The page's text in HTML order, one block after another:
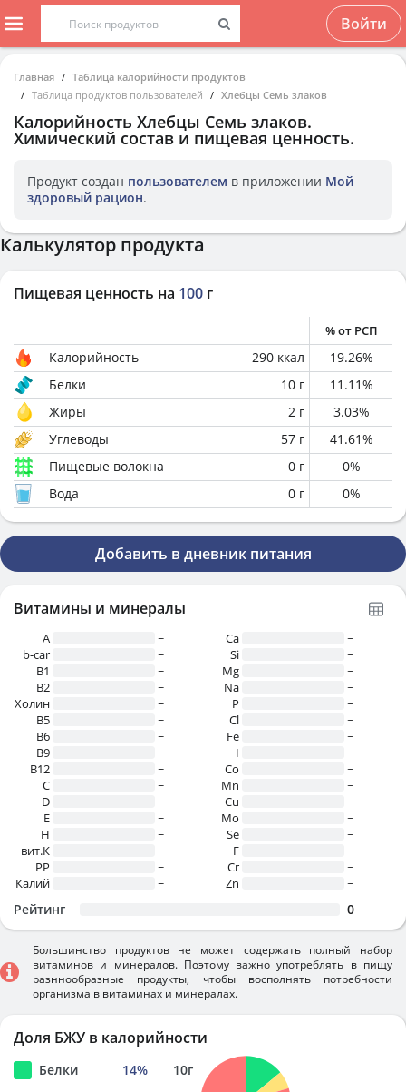
Войти
Главная
Таблица калорийности продуктов
Таблица продуктов пользователей
Хлебцы Семь злаков
Калорийность Хлебцы Семь злаков.
Химический состав и пищевая ценность.
Продукт создан пользователем в приложении Мой
здоровый рацион.
Калькулятор продукта
Пищевая ценность на 100 г
% от РСП
Калорийность 290 ккал 19.26%
Белки
10 г 11.11%
Жиры
2 г 3.03%
Углеводы
57 г 41.61%
Пищевые волокна
0 г 0%
Вода
0 г 0%
Добавить в дневник питания
Витамины и минералы
A
~
b-car
~
В1
~
B2
~
Холин
~
B5
~
B6
~
B9
~
B12
~
C
~
D
~
E
~
H
~
вит.К
~
PP
~
Калий
~
Ca
~
Si
~
Mg
~
Na
~
P
~
Cl
~
Fe
~
I
~
Co
~
Mn
~
Cu
~
Mo
~
Se
~
F
~
Cr
~
Zn
~
Рейтинг 0
Большинство продуктов не может содержать полный набор
витаминов и минералов. Поэтому важно употреблять в пищу
разннообразные продукты, чтобы восполнять потребности
организма в витаминах и минералах.
Доля БЖУ в калорийности
Белки 14% 10г